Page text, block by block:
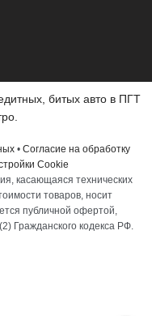
битых авто в ПГТ
• Согласие на обработку
Cookie
касающаяся технических
товаров, носит
публичной офертой,
Гражданского кодекса РФ.